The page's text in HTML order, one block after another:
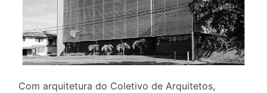
Com arquitetura do Coletivo de Arquitetos,